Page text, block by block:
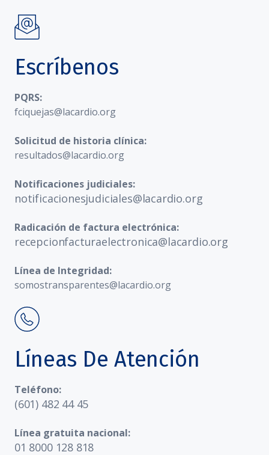
Escríbenos
PQRS:
fciquejas@lacardio.org
Solicitud de historia clínica:
resultados@lacardio.org
Notificaciones judiciales:
notificacionesjudiciales@lacardio.org
Radicación de factura electrónica:
recepcionfacturaelectronica@lacardio.org
Línea de Integridad:
somostransparentes@lacardio.org
Líneas De Atención
Teléfono:
(601) 482 44 45
Línea gratuita nacional:
01 8000 128 818